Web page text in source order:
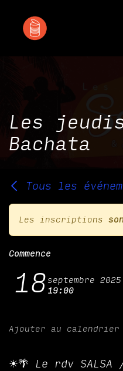
Les
Bachata
Tous les
Les inscriptions
Commence
18septembre 2025
19:00
Ajouter au
☀🌴 Le rdv SALSA